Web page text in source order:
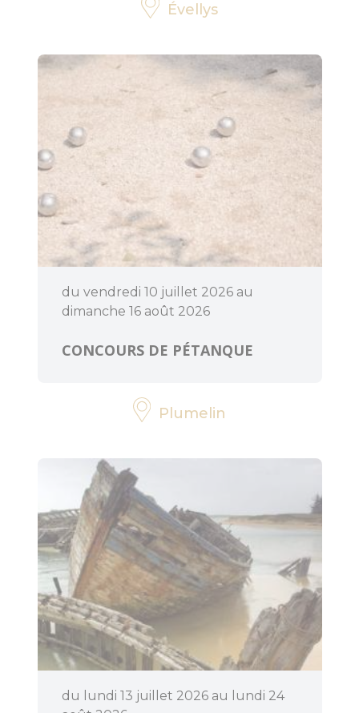
Bouger Déguster
Évellys
du vendredi 10 juillet 2026 au
dimanche 16 août 2026
CONCOURS DE PÉTANQUE
Plumelin
du lundi 13 juillet 2026 au lundi 24